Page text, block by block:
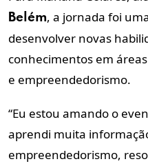
Belém, a jornada foi
desenvolver novas
conhecimentos em
e empreendedorismo.
“Eu estou amando o
aprendi muita
empreendedorismo,